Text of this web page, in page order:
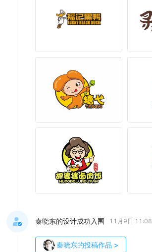
秦晓东的设计成功入围 11月9日 11:08
秦晓东的投稿作品 >